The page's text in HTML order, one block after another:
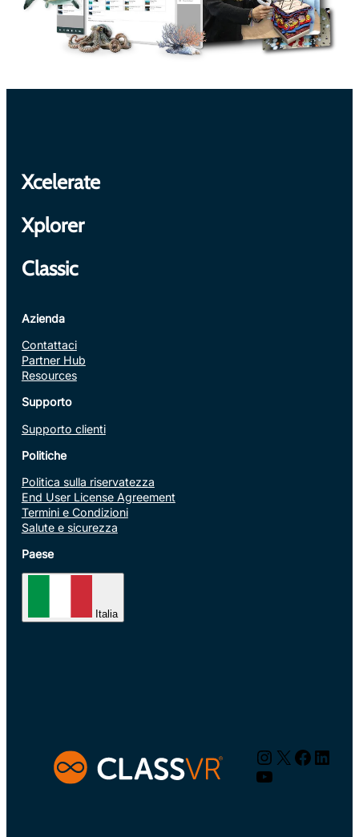
Xcelerate
Xplorer
Classic
Azienda
Contattaci
Partner Hub
Resources
Supporto
Supporto clienti
Politiche
Politica sulla riservatezza
End User License Agreement
Termini e Condizioni
Salute e sicurezza
Paese
Italia
Instagram
X
YouTube